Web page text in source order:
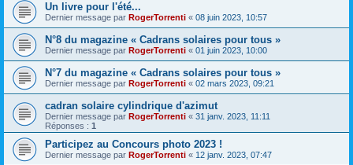
Un livre pour l'été...
Dernier message par RogerTorrenti « 08 juin 2023, 10:57
N°8 du magazine « Cadrans solaires pour tous »
Dernier message par RogerTorrenti « 01 juin 2023, 10:00
N°7 du magazine « Cadrans solaires pour tous »
Dernier message par RogerTorrenti « 02 mars 2023, 09:21
cadran solaire cylindrique d'azimut
Dernier message par RogerTorrenti « 31 janv. 2023, 11:11
Réponses : 1
Participez au Concours photo 2023 !
Dernier message par RogerTorrenti « 12 janv. 2023, 07:47